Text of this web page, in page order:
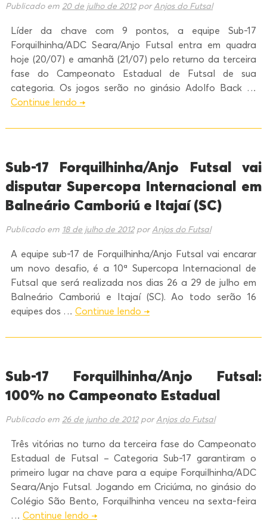
Publicado em 20 de julho de 2012 por Anjos do Futsal
Líder da chave com 9 pontos, a equipe Sub-17
Forquilhinha/ADC Seara/Anjo Futsal entra em quadra
hoje (20/07) e amanhã (21/07) pelo returno da terceira
fase do Campeonato Estadual de Futsal de sua
categoria. Os jogos serão no ginásio Adolfo Back …
Continue lendo →
Sub-17 Forquilhinha/Anjo Futsal vai
disputar Supercopa Internacional em
Balneário Camboriú e Itajaí (SC)
Publicado em 18 de julho de 2012 por Anjos do Futsal
A equipe sub-17 de Forquilhinha/Anjo Futsal vai encarar
um novo desafio, é a 10ª Supercopa Internacional de
Futsal que será realizada nos dias 26 a 29 de julho em
Balneário Camboriú e Itajaí (SC). Ao todo serão 16
equipes dos … Continue lendo →
Sub-17 Forquilhinha/Anjo Futsal:
100% no Campeonato Estadual
Publicado em 26 de junho de 2012 por Anjos do Futsal
Três vitórias no turno da terceira fase do Campeonato
Estadual de Futsal – Categoria Sub-17 garantiram o
primeiro lugar na chave para a equipe Forquilhinha/ADC
Seara/Anjo Futsal. Jogando em Criciúma, no ginásio do
Colégio São Bento, Forquilhinha venceu na sexta-feira
… Continue lendo →